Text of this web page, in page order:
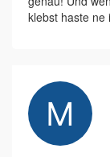
klebst haste ne